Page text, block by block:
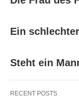
Ein
Steht ein
RECENT POSTS